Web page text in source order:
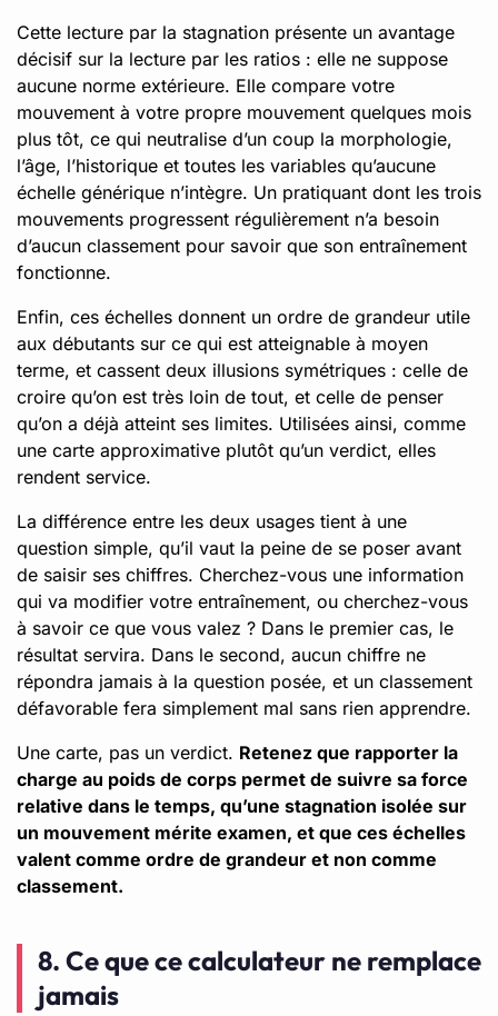
Cette lecture par la stagnation présente un avantage
décisif sur la lecture par les ratios : elle ne suppose
aucune norme extérieure. Elle compare votre
mouvement à votre propre mouvement quelques mois
plus tôt, ce qui neutralise d’un coup la morphologie,
l’âge, l’historique et toutes les variables qu’aucune
échelle générique n’intègre. Un pratiquant dont les trois
mouvements progressent régulièrement n’a besoin
d’aucun classement pour savoir que son entraînement
fonctionne.
Enfin, ces échelles donnent un ordre de grandeur utile
aux débutants sur ce qui est atteignable à moyen
terme, et cassent deux illusions symétriques : celle de
croire qu’on est très loin de tout, et celle de penser
qu’on a déjà atteint ses limites. Utilisées ainsi, comme
une carte approximative plutôt qu’un verdict, elles
rendent service.
La différence entre les deux usages tient à une
question simple, qu’il vaut la peine de se poser avant
de saisir ses chiffres. Cherchez-vous une information
qui va modifier votre entraînement, ou cherchez-vous
à savoir ce que vous valez ? Dans le premier cas, le
résultat servira. Dans le second, aucun chiffre ne
répondra jamais à la question posée, et un classement
défavorable fera simplement mal sans rien apprendre.
Une carte, pas un verdict. Retenez que rapporter la
charge au poids de corps permet de suivre sa force
relative dans le temps, qu’une stagnation isolée sur
un mouvement mérite examen, et que ces échelles
valent comme ordre de grandeur et non comme
classement.
8. Ce que ce calculateur ne remplace
jamais